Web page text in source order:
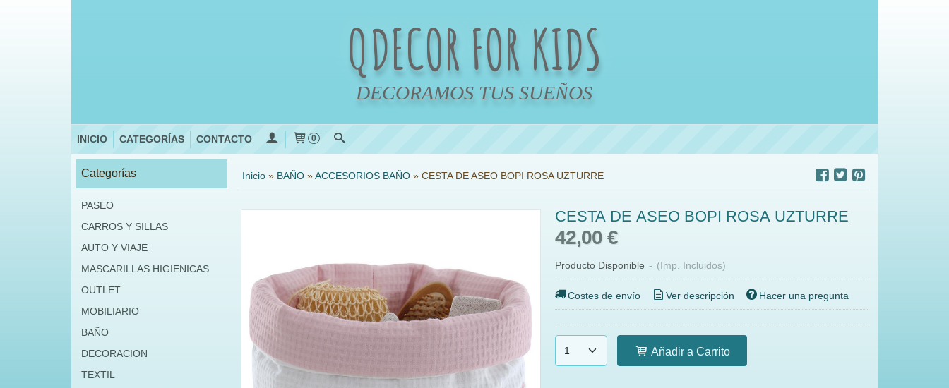
QDECOR FOR KIDS
DECORAMOS TUS SUEÑOS
INICIO CATEGORÍAS CONTACTO 0
Categorías
PASEO
CARROS Y SILLAS
AUTO Y VIAJE
MASCARILLAS HIGIENICAS
OUTLET
MOBILIARIO
BAÑO
DECORACION
TEXTIL
Inicio» BAÑO»ACCESORIOS BAÑO» CESTA DE ASEO BOPI ROSA UZTURRE
CESTA DE ASEO BOPI ROSA UZTURRE
42,00 €
Producto Disponible - (Imp. Incluidos)
Costes de envío Ver descripción Hacer una pregunta
Añadir a Carrito